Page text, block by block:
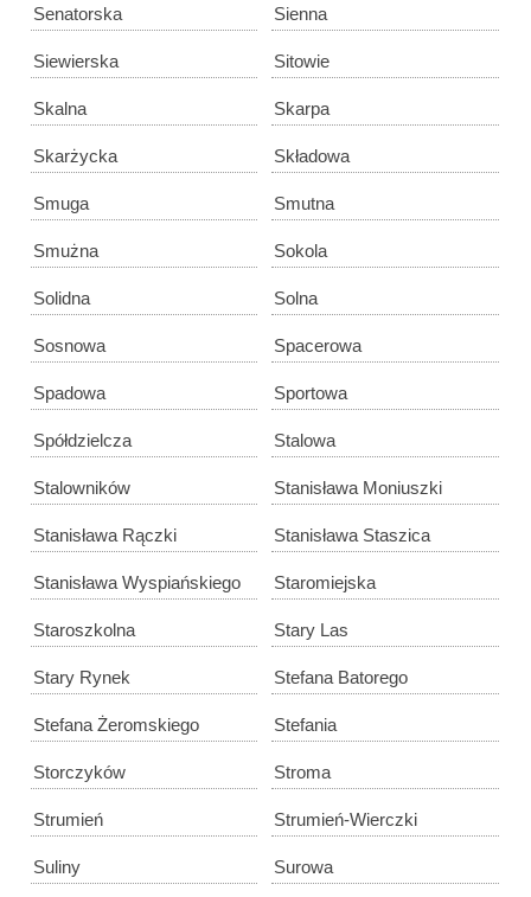
Senatorska Sienna
Siewierska Sitowie
Skalna Skarpa
Skarżycka Składowa
Smuga Smutna
Smużna Sokola
Solidna Solna
Sosnowa Spacerowa
Spadowa Sportowa
Spółdzielcza Stalowa
Stalowników Stanisława Moniuszki
Stanisława Rączki Stanisława Staszica
Stanisława Wyspiańskiego Staromiejska
Staroszkolna Stary Las
Stary Rynek Stefana Batorego
Stefana Żeromskiego Stefania
Storczyków Stroma
Strumień Strumień-Wierczki
Suliny Surowa